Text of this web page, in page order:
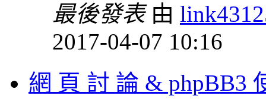
最後發表由
2017-04-07 10:16
網 頁 討 論 & phpBB3